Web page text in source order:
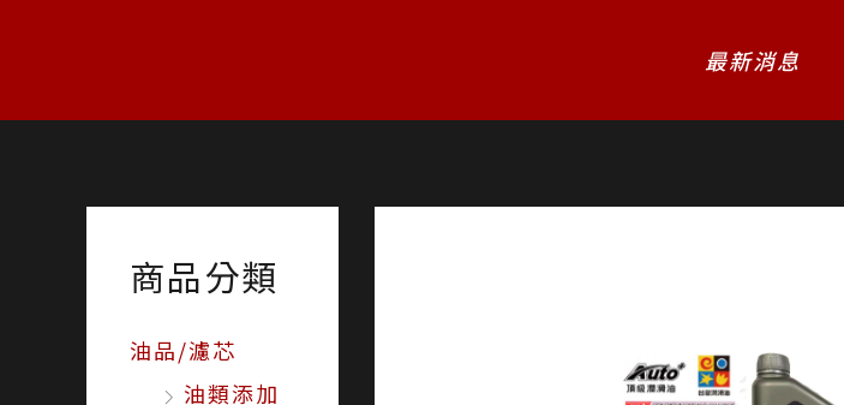
最新消息
商品分類
油品/濾芯
油類添加